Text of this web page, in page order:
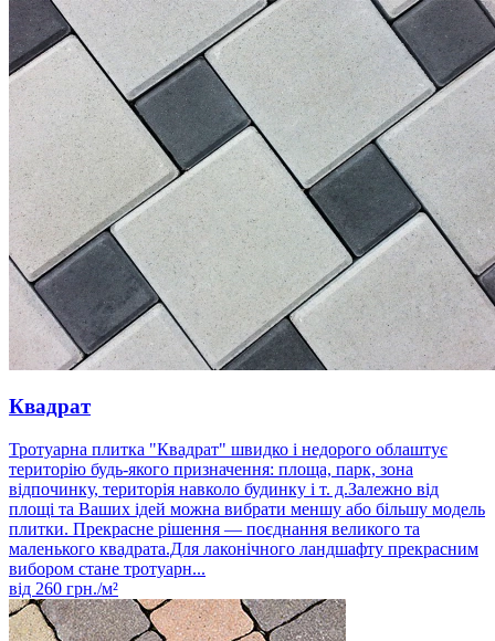
Квадрат
Тротуарна плитка "Квадрат" швидко і недорого облаштує
територію будь-якого призначення: площа, парк, зона
відпочинку, територія навколо будинку і т. д.Залежно від
площі та Ваших ідей можна вибрати меншу або більшу модель
плитки. Прекрасне рішення — поєднання великого та
маленького квадрата.Для лаконічного ландшафту прекрасним
вибором стане тротуарн...
від 260 грн./м²